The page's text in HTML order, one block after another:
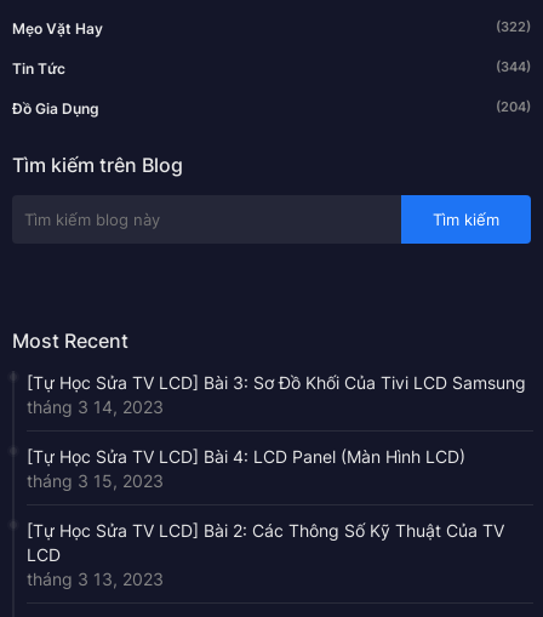
Mẹo Vặt Hay (322)
Tin Tức (344)
Đồ Gia Dụng (204)
Tìm kiếm trên Blog
Most Recent
[Tự Học Sửa TV LCD] Bài 3: Sơ Đồ Khối Của Tivi LCD Samsung
tháng 3 14, 2023
[Tự Học Sửa TV LCD] Bài 4: LCD Panel (Màn Hình LCD)
tháng 3 15, 2023
[Tự Học Sửa TV LCD] Bài 2: Các Thông Số Kỹ Thuật Của TV
LCD
tháng 3 13, 2023